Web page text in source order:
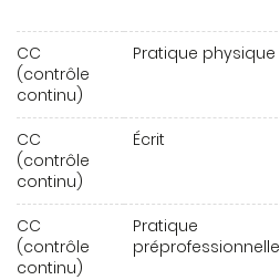
CC
(contrôle
continu)
Pratique physique
CC
(contrôle
continu)
Écrit
CC
(contrôle
continu)
Pratique
préprofessionnelle